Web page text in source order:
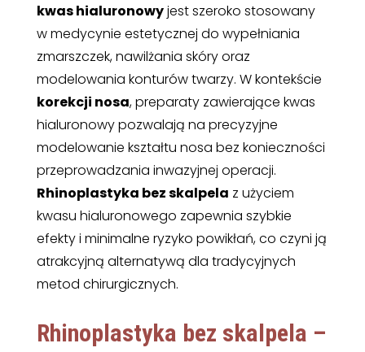
kwas hialuronowyjest szeroko stosowany
w medycynie estetycznej do wypełniania
zmarszczek, nawilżania skóry oraz
modelowania konturów twarzy. W kontekście
korekcji nosa, preparaty zawierające kwas
hialuronowy pozwalają na precyzyjne
modelowanie kształtu nosa bez konieczności
przeprowadzania inwazyjnej operacji.
Rhinoplastyka bez skalpela z użyciem
kwasu hialuronowego zapewnia szybkie
efekty i minimalne ryzyko powikłań, co czyni ją
atrakcyjną alternatywą dla tradycyjnych
metod chirurgicznych.
Rhinoplastyka bez skalpela –